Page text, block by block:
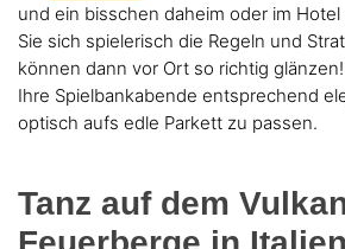
und ein bisschen daheim oder im
Sie sich spielerisch die Regeln und
können dann vor Ort so richtig
Ihre Spielbankabende entsprechend
optisch aufs edle Parkett zu passen.
Tanz auf dem